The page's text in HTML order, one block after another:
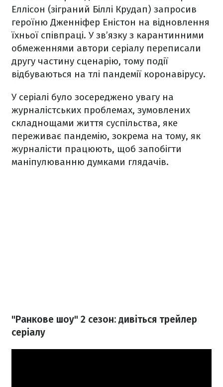
Еллісон (зіграний Біллі Крудап) запросив
героїню Дженніфер Еністон на відновлення
їхньої співпраці. У зв’язку з карантинними
обмеженнями автори серіалу переписали
другу частину сценарію, тому події
відбуваються на тлі пандемії коронавірусу.
У серіалі було зосереджено увагу на
журналістських проблемах, зумовлених
складнощами життя суспільства, яке
переживає пандемію, зокрема на тому, як
журналісти працюють, щоб запобігти
маніпулюванню думками глядачів.
"Ранкове шоу" 2 сезон: дивіться трейлер
серіалу